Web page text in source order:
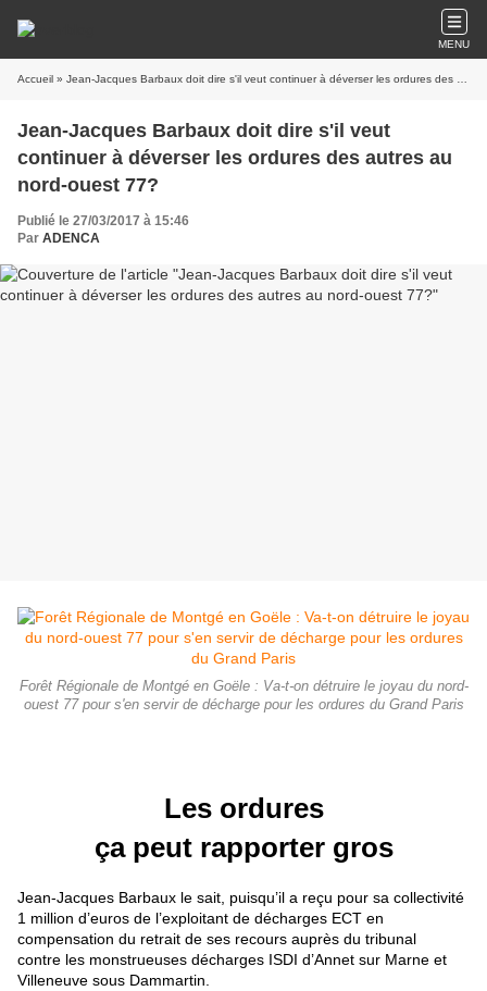
MENU
Accueil » Jean-Jacques Barbaux doit dire s'il veut continuer à déverser les ordures des autres au nord-ouest 77?
Jean-Jacques Barbaux doit dire s'il veut
continuer à déverser les ordures des autres au
nord-ouest 77?
Publié le 27/03/2017 à 15:46
Par ADENCA
Forêt Régionale de Montgé en Goële : Va-t-on détruire le joyau du nord-
ouest 77 pour s'en servir de décharge pour les ordures du Grand Paris
Les ordures
ça peut rapporter gros
Jean-Jacques Barbaux le sait, puisqu’il a reçu pour sa collectivité
1 million d’euros de l’exploitant de décharges ECT en
compensation du retrait de ses recours auprès du tribunal
contre les monstrueuses décharges ISDI d’Annet sur Marne et
Villeneuve sous Dammartin.